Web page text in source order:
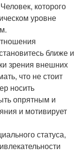
которого
уровне
ближе и
зрения внешних
что не стоит
носить
опрятным и
и мотивирует
статуса,